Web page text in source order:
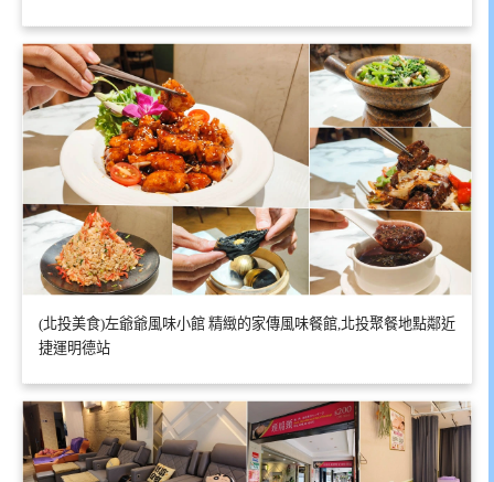
(北投美食)左爺爺風味小館 精緻的家傳風味餐館,北投聚餐地點鄰近
捷運明德站